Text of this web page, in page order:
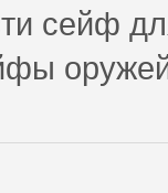
сейф